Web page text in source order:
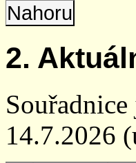
Nahoru
2.
14.7.2026